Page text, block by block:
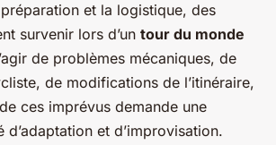
et la logistique, des
survenir lors d’un tour du monde
de problèmes mécaniques, de
de modifications de l’itinéraire,
ces imprévus demande une
d’adaptation et d’improvisation.